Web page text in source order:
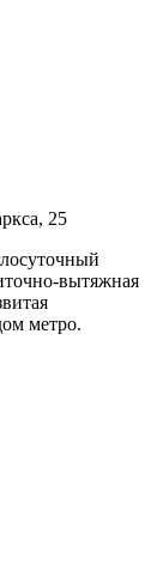
25
вытяжная
метро.